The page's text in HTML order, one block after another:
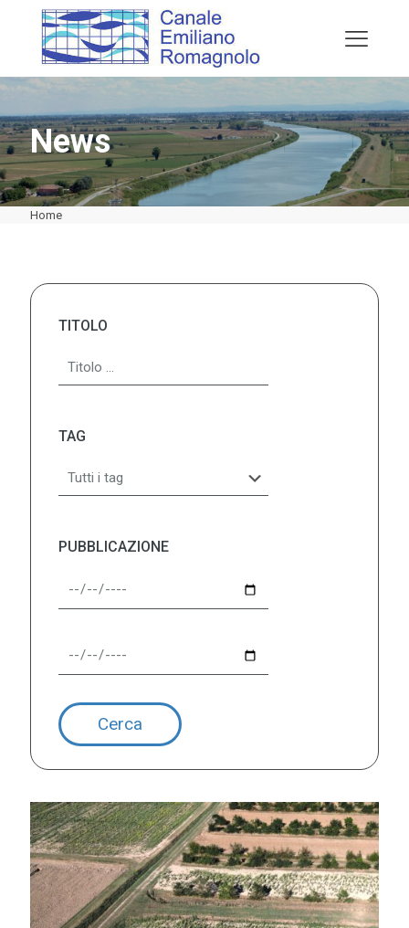
News
Home
TITOLO
TAG
PUBBLICAZIONE